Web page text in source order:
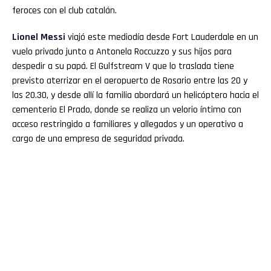
feroces con el club catalán.
Lionel Messi viajó este mediodía desde Fort Lauderdale en un
vuelo privado junto a Antonela Roccuzzo y sus hijos para
despedir a su papá. El Gulfstream V que lo traslada tiene
previsto aterrizar en el aeropuerto de Rosario entre las 20 y
las 20.30, y desde allí la familia abordará un helicóptero hacia el
cementerio El Prado, donde se realiza un velorio íntimo con
acceso restringido a familiares y allegados y un operativo a
cargo de una empresa de seguridad privada.